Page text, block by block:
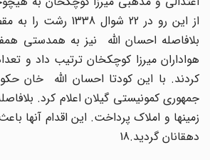
از این رو در 22 شوال 1338
بلافاصله احسان الله نیز به همدستی
هواداران میرزا کوچکخان ترتیب داد و
کردند. با این کودتا احسان الله خان
جمهوری کمونیستی گیلان اعلام کرد.
زمینها و املاک پرداخت. این اقدام آنها
دهقانان گردید.18